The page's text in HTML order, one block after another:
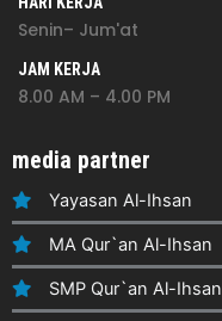
Senin– Jum'at
JAM KERJA
8.00 AM – 4.00 PM
media partner
Yayasan Al-Ihsan
MA Qur`an Al-Ihsan
SMP Qur`an Al-Ihsan